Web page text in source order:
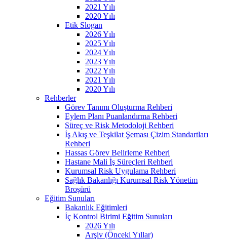
2021 Yılı
2020 Yılı
Etik Slogan
2026 Yılı
2025 Yılı
2024 Yılı
2023 Yılı
2022 Yılı
2021 Yılı
2020 Yılı
Rehberler
Görev Tanımı Oluşturma Rehberi
Eylem Planı Puanlandırma Rehberi
Süreç ve Risk Metodoloji Rehberi
İş Akış ve Teşkilat Şeması Çizim Standartları
Rehberi
Hassas Görev Belirleme Rehberi
Hastane Mali İş Süreçleri Rehberi
Kurumsal Risk Uygulama Rehberi
Sağlık Bakanlığı Kurumsal Risk Yönetim
Broşürü
Eğitim Sunuları
Bakanlık Eğitimleri
İç Kontrol Birimi Eğitim Sunuları
2026 Yılı
Arşiv (Önceki Yıllar)